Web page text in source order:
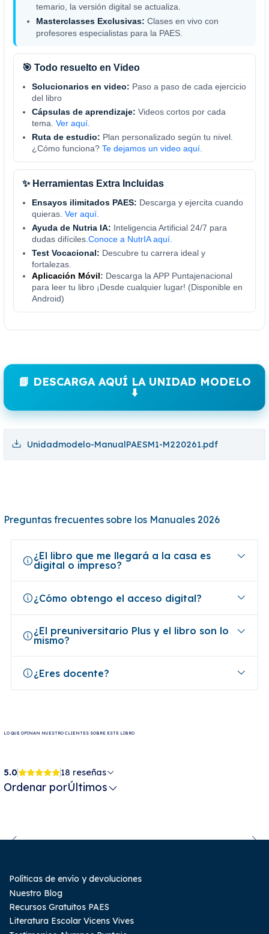
temario, la versión digital se actualiza.
Masterclasses Exclusivas: Clases en vivo con
profesores especialistas para la PAES.
🎯 Todo resuelto en Video
Solucionarios en video: Paso a paso de cada ejercicio
del libro
Cápsulas de aprendizaje: Videos cortos por cada
tema. Ver aquí.
Ruta de estudio: Plan personalizado según tu nivel.
¿Cómo funciona? Te dejamos un video aquí.
✨ Herramientas Extra Incluidas
Ensayos ilimitados PAES: Descarga y ejercita cuando
quieras. Ver aquí.
Ayuda de Nutria IA: Inteligencia Artificial 24/7 para
dudas difíciles.Conoce a NutrIA aquí.
Test Vocacional: Descubre tu carrera ideal y
fortalezas.
Aplicación Móvil : Descarga la APP Puntajenacional
para leer tu libro ¡Desde cualquier lugar! (Disponible en
Android)
📘 DESCARGA AQUÍ LA UNIDAD MODELO
⬇️
Unidadmodelo-ManualPAESM1-M220261.pdf
Preguntas frecuentes sobre los Manuales 2026
¿El libro que me llegará a la casa es
digital o impreso?
¿Cómo obtengo el acceso digital?
¿El preuniversitario Plus y el libro son lo
mismo?
¿Eres docente?
LO QUE OPINAN NUESTRO CLIENTES SOBRE ESTE LIBRO
5.0 18 reseñas
Ordenar porÚltimos
Políticas de envío y devoluciones
Nuestro Blog
Recursos Gratuitos PAES
Literatura Escolar Vicens Vives